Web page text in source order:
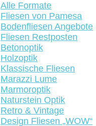
Alle Formate
Fliesen von Pamesa
Bodenfliesen Angebote
Fliesen Restposten
Betonoptik
Holzoptik
Klassische Fliesen
Marazzi Lume
Marmoroptik
Naturstein Optik
Retro & Vintage
Design Fliesen „WOW“